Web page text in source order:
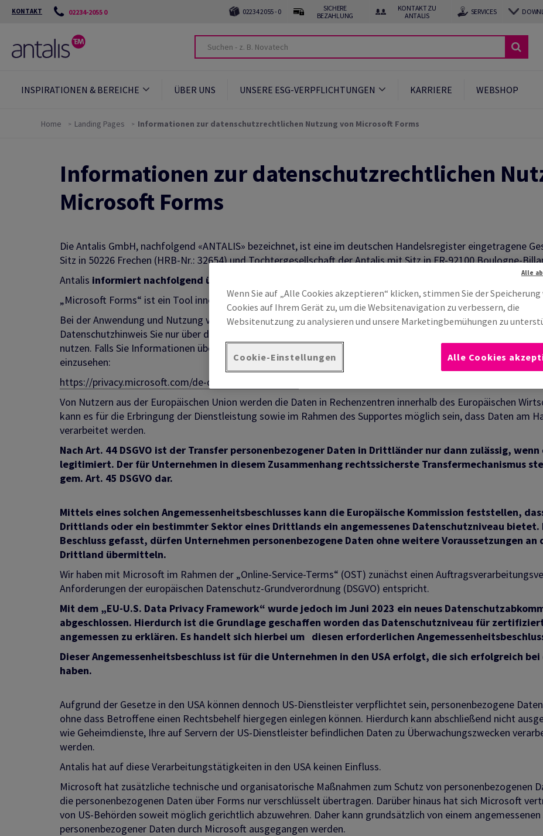
KONTAKT 02234-2055 0 02234 2055 - 0
SICHERE
BEZAHLUNG
KONTAKT ZU
ANTALIS
SERVICES
INSPIRATIONEN & BEREICHE ÜBER UNS UNSERE ESG-VERPFLICHTUNGEN KARRIERE WEBSHOP
Home Landing Pages Informationen zur datenschutzrechtlichen Nutzung von Microsoft Forms
Informationen zur datenschutzrechtlichen
Microsoft Forms
Die Antalis GmbH, nachfolgend «ANTALIS» bezeichnet, ist eine im deutschen Handelsregister eingetragene
Sitz in 50226 Frechen (HRB-Nr.: 32654) und Tochtergesellschaft der Antalis mit Sitz in FR-92100 Boulogne-
Antalis informiert nachfolgend über die Verarbeitung personenbezogener Daten im Zusammenhang
„Microsoft Forms“ ist ein Tool innerhalb des von Antalis eingesetzten Microsoft 365 und ein Dienst der
Bei der Anwendung und Nutzung von Microsoft Forms werden personenbezogene Daten über Sie verarbeitet.
Datenschutzhinweis Sie nur über die Verarbeitung Ihrer personenbezogenen Daten durch uns informiert,
nutzen. Falls Sie Informationen über die Verarbeitung durch Microsoft benötigen, bitten wir Sie, die
einzusehen:
https://privacy.microsoft.com/de-de/privacystatement
Von Nutzern aus der Europäischen Union werden die Daten in Rechenzentren innerhalb des Europäischen
kann es für die Erbringung der Dienstleistung sowie im Rahmen des Supportes möglich sein, dass Daten am
verarbeitet werden.
Nach Art. 44 DSGVO ist der Transfer personenbezogener Daten in Drittländer nur dann zulässig,
legitimiert. Der für Unternehmen in diesem Zusammenhang rechtssicherste Transfermechanismus
gem. Art. 45 DSGVO dar.
Mittels eines solchen Angemessenheitsbeschlusses kann die Europäische Kommission feststellen,
Drittlands oder ein bestimmter Sektor eines Drittlands ein angemessenes Datenschutzniveau bietet.
Beschluss gefasst, dürfen Unternehmen personenbezogene Daten ohne weitere Voraussetzungen
Drittland übermitteln.
Wir haben mit Microsoft im Rahmen der „Online-Service-Terms“ (OST) zunächst einen
Anforderungen der europäischen Datenschutz-Grundverordnung (DSGVO) entspricht.
Mit dem „EU-U.S. Data Privacy Framework“ wurde jedoch im Juni 2023 ein neues
abgeschlossen. Hierdurch ist die Grundlage geschaffen worden das Datenschutzniveau für
angemessen zu erklären. Es handelt sich hierbei um diesen erforderlichen
Dieser Angemessenheitsbeschluss ist für die Unternehmen in den USA erfolgt, die sich erfolgreich
haben.
Aufgrund der Gesetze in den USA können dennoch US-Dienstleister verpflichtet sein, personenbezogene
ohne dass Betroffene einen Rechtsbehelf hiergegen einlegen können. Hierdurch kann abschließend nicht
wie Geheimdienste, Ihre auf Servern der US-Dienstleister befindlichen Daten zu Überwachungszwecken
werden.
Antalis hat auf diese Verarbeitungstätigkeiten in den USA keinen Einfluss.
Microsoft hat zusätzliche technische und organisatorische Maßnahmen zum Schutz von personenbezogenen
die personenbezogenen Daten über Forms nur verschlüsselt übertragen. Darüber hinaus hat sich Microsoft
von US-Behörden soweit möglich gerichtlich abzuwehren. Daher kann grundsätzlich von einem
personenbezogener Daten durch Microsoft ausgegangen werden.
Wenn Sie auf „Alle Cookies akzeptieren“ klicken, stimmen Sie der Speicherung
Cookies auf Ihrem Gerät zu, um die Websitenavigation zu verbessern, die
Websitenutzung zu analysieren und unsere Marketingbemühungen zu
Cookie-Einstellungen
Alle
Alle Cookies